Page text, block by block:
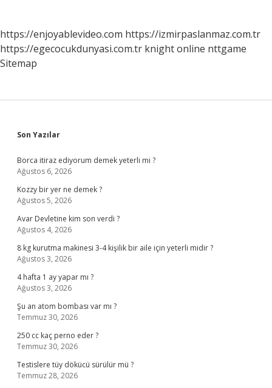
https://enjoyablevideo.com https://izmirpaslanmaz.com.tr
https://egecocukdunyasi.com.tr knight online nttgame
Sitemap
Sidebar
Son Yazılar
Borca itiraz ediyorum demek yeterli mi ?
Ağustos 6, 2026
Kozzy bir yer ne demek ?
Ağustos 5, 2026
Avar Devletine kim son verdi ?
Ağustos 4, 2026
8 kg kurutma makinesi 3-4 kişilik bir aile için yeterli midir ?
Ağustos 3, 2026
4 hafta 1 ay yapar mı ?
Ağustos 3, 2026
Şu an atom bombası var mı ?
Temmuz 30, 2026
250 cc kaç perno eder ?
Temmuz 30, 2026
Testislere tüy dökücü sürülür mü ?
Temmuz 28, 2026